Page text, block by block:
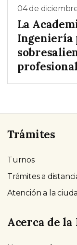
04 de
La
Ingeniería
Trámites
Turnos
Trámites a
Atención a la
Acerca de